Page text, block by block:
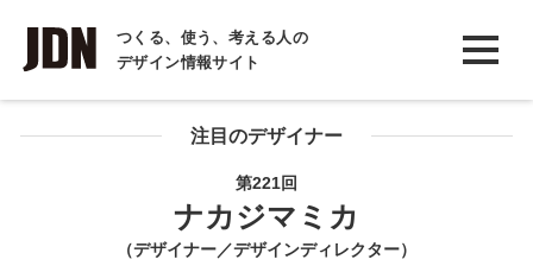
つくる、使う、考える人の
デザイン情報サイト
INTERVIEW
インタビュー
REPORT
COLUMN
コラム
注目のデザイナー
第221回
ナカジマミカ
（デザイナー／デザインディレクター）